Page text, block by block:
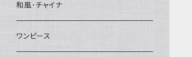
和風･チャイナ
ワンピース